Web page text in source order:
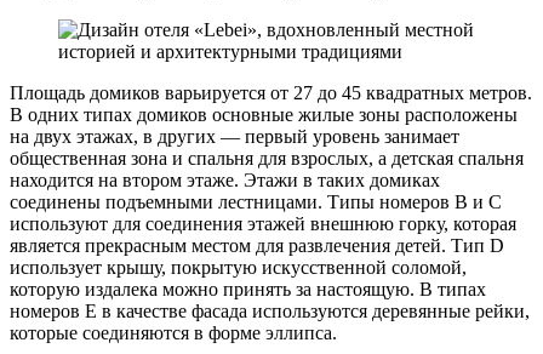
Площадь домиков варьируется от 27 до 45 квадратных метров.
В одних типах домиков основные жилые зоны расположены
на двух этажах, в других — первый уровень занимает
общественная зона и спальня для взрослых, а детская спальня
находится на втором этаже. Этажи в таких домиках
соединены подъемными лестницами. Типы номеров B и C
используют для соединения этажей внешнюю горку, которая
является прекрасным местом для развлечения детей. Тип D
использует крышу, покрытую искусственной соломой,
которую издалека можно принять за настоящую. В типах
номеров E в качестве фасада используются деревянные рейки,
которые соединяются в форме эллипса.